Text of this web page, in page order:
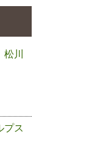
川
プス